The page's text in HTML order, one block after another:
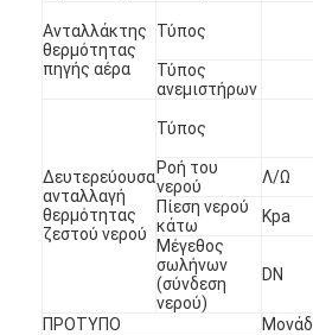
Ανταλλάκτης
θερμότητας
πηγής αέρα
Τύπος
Τύπος
ανεμιστήρων
Δευτερεύουσα
ανταλλαγή
θερμότητας
ζεστού νερού
Τύπος
Ροή του
νερού
Λ/Ω
Πίεση νερού
κάτω
Kpa
Μέγεθος
σωλήνων
(σύνδεση
νερού)
DN
ΠΡΟΤΥΠΟ